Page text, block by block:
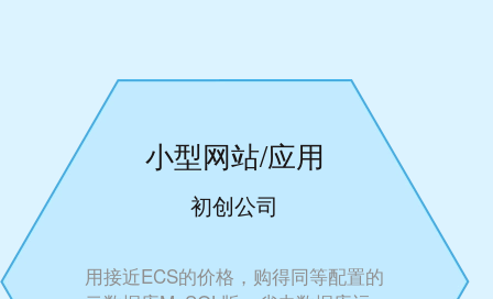
小型网站/应用
初创公司
用接近ECS的价格，购得同等配置的